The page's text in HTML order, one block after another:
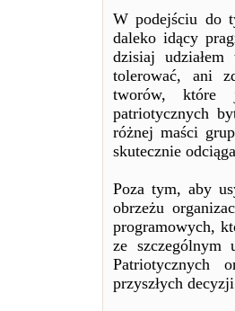
W podejściu do
daleko idący
dzisiaj
tolerować, ani
tworów, które
patriotycznych
różnej maści
skutecznie
Poza tym, aby
obrzeżu
programowych,
ze szczególnym
Patriotycznych
przyszłych